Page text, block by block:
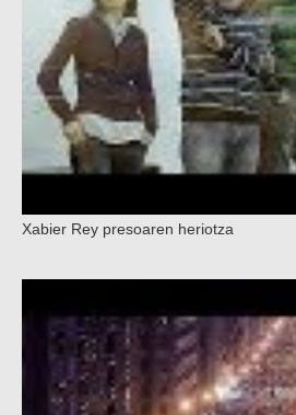
Xabier Rey presoaren heriotza